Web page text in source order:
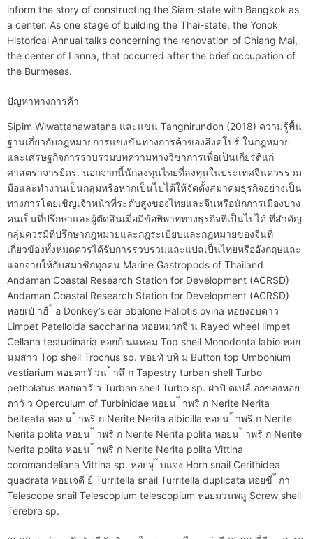
inform the story of constructing the Siam-state with Bangkok as
a center. As one stage of building the Thai-state, the Yonok
Historical Annual talks concerning the renovation of Chiang Mai,
the center of Lanna, that occurred after the brief occupation of
the Burmeses.
ปัญหาทางการค้า
Sipim Wiwattanawatana และแขน Tangnirundon (2018) ความรู้พื้น
ฐานเกี่ยวกับกฎหมายการแข่งขันทางการค้าของสิงคโปร์ ในกฎหมาย
และเศรษฐกิจการรวบรวมบทความทางวิชาการเพื่อเป็นเกียรติแก่
ศาสตราจารย์ดร. นอกจากนี้นักลงทุนไทยที่ลงทุนในประเทศจีนควรร่วม
มือและทำงานเป็นกลุ่มหรือหากเป็นไปได้ให้จัดตั้งสมาคมธุรกิจอย่างเป็น
ทางการโดยเชิญเจ้าหน้าที่ระดับสูงของไทยและจีนหรือนักการเมืองบาง
คนเป็นที่ปรึกษาและผู้ตัดสินเมื่อมีข้อพิพาททางธุรกิจที่เป็นไปได้ ที่สำคัญ
กลุ่มควรมีที่ปรึกษากฎหมายและกฎระเบียบและกฎหมายของจีนที่
เกี่ยวข้องทั้งหมดควรได้รับการรวบรวมและแปลเป็นไทยหรืออังกฤษและ
แจกจ่ายให้กับสมาชิกทุกคน Marine Gastropods of Thailand
Andaman Coastal Research Station for Development (ACRSD)
Andaman Coastal Research Station for Development (ACRSD)
หอยเป๋ าฮื ้ อ Donkey’s ear abalone Haliotis ovina หอยงอบดาว
Limpet Patelloida saccharina หอยหมวกจี น Rayed wheel limpet
Cellana testudinaria หอยก้ นแหลม Top shell Monodonta labio หอย
นมสาว Top shell Trochus sp. หอยทั บทิ ม Button top Umbonium
vestiarium หอยตาวั วน ้ าลึ ก Tapestry turban shell Turbo
petholatus หอยตาวั ว Turban shell Turbo sp. ฝาปิ ดเปลื อกของหอย
ตาวั ว Operculum of Turbinidae หอยน ้ าพริ ก Nerite Nerita
belteata หอยน ้ าพริ ก Nerite Nerita albicilla หอยน ้ าพริ ก Nerite
Nerita polita หอยน ้ าพริ ก Nerite Nerita polita หอยน ้ าพริ ก Nerite
Nerita polita หอยน ้ าพริ ก Nerite Nerita polita Vittina
coromandeliana Vittina sp. หอยจุ ๊ บแจง Horn snail Cerithidea
quadrata หอยเจดี ย์ Turritella snail Turritella duplicata หอยขี ้ กา
Telescope snail Telescopium telescopium หอยมวนพลู Screw shell
Terebra sp.